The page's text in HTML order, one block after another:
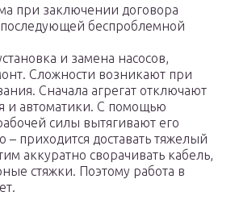
при заключении договора
последующей беспроблемной
и замена насосов,
Сложности возникают при
Сначала агрегат отключают
и автоматики. С помощью
силы вытягивают его
– приходится доставать тяжелый
аккуратно сворачивать кабель,
стяжки. Поэтому работа в